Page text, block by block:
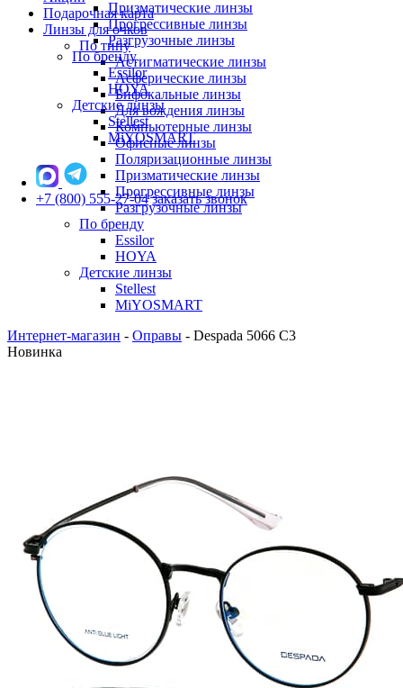
Подарочная карта
Линзы для очков
По типу
Астигматические линзы
Асферические линзы
Бифокальные линзы
Для вождения линзы
Компьютерные линзы
Офисные линзы
Поляризационные линзы
Призматические линзы
Прогрессивные линзы
Разгрузочные линзы
По бренду
Essilor
HOYA
Детские линзы
Stellest
MiYOSMART
Призматические линзы
Прогрессивные линзы
Разгрузочные линзы
По бренду
Essilor
HOYA
Детские линзы
Stellest
MiYOSMART
+7 (800) 555-27-04 заказать звонок
Интернет-магазин - Оправы - Despada 5066 C3
Новинка